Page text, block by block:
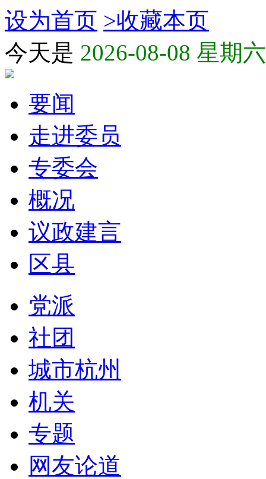
设为首页 >收藏本页
今天是 2026-08-08 星期六
要闻
走进委员
专委会
概况
议政建言
区县
党派
社团
城市杭州
机关
专题
网友论道